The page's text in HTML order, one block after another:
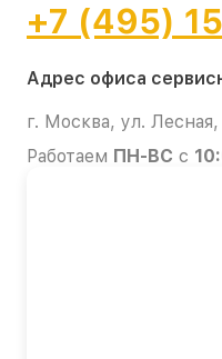
+7 (495)
Адрес офиса
г. Москва, ул.
Работаем ПН-ВС с